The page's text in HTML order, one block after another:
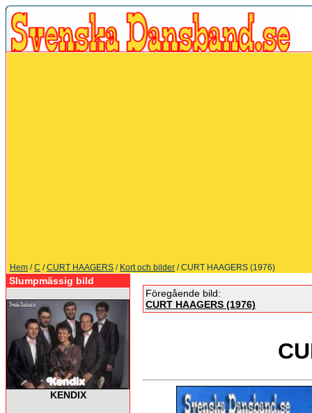
Hem /C /CURT HAAGERS / Kort och bilder / CURT HAAGERS (1976)
Slumpmässig bild
KENDIX
Föregående bild:
CURT HAAGERS (1976)